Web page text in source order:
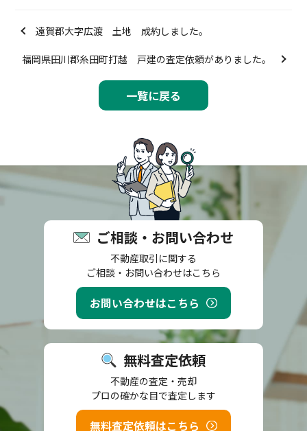
遠賀郡大字広渡 土地 成約しました。
一覧に戻る
福岡県田川郡糸田町打越 戸建の査定依頼がありました。
ご相談・お問い合わせ
不動産取引に関する
ご相談・お問い合わせはこちら
お問い合わせはこちら
無料査定依頼
不動産の査定・売却
プロの確かな目で査定します
無料査定依頼はこちら